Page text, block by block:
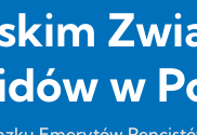
w